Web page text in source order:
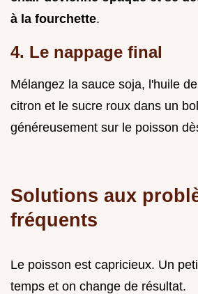
à la fourchette.
4. Le nappage final
Mélangez la sauce soja, l'huile
citron et le sucre roux dans un
généreusement sur le poisson
Solutions aux
fréquents
Le poisson est capricieux. Un
temps et on change de résultat.